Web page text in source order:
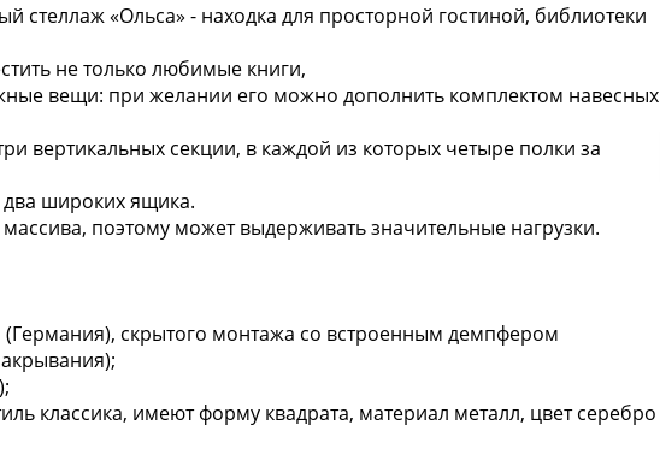
стеллаж «Ольса» - находка для просторной гостиной, библиотеки
не только любимые книги,
вещи: при желании его можно дополнить комплектом навесных
вертикальных секции, в каждой из которых четыре полки за
широких ящика.
поэтому может выдерживать значительные нагрузки.
(Германия), скрытого монтажа со встроенным демпфером
классика, имеют форму квадрата, материал металл, цвет серебро